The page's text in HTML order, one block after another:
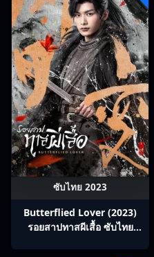
ซับไทย 2023
Butterflied Lover (2023)
รอยสาปทาสผีเสื้อ ซับไทย